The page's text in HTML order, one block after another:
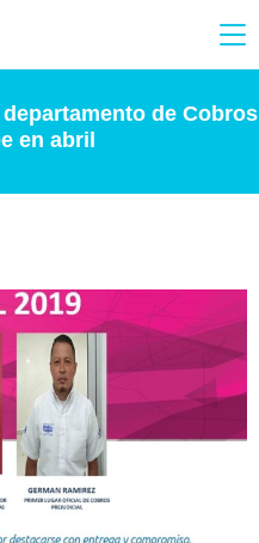
de Cobros
en abril